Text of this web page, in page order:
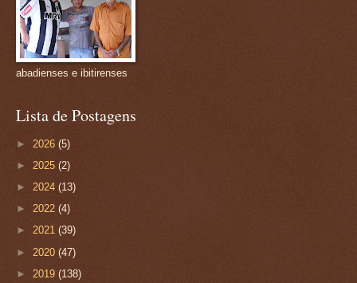
abadienses e ibitirenses
Lista de Postagens
► 2026 (5)
► 2025 (2)
► 2024 (13)
► 2022 (4)
► 2021 (39)
► 2020 (47)
► 2019 (138)